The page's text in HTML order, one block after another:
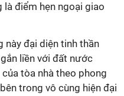
là điểm hẹn ngoại giao
này đại diện tinh thần
liền với đất nước
tòa nhà theo phong
trong vô cùng hiện đại